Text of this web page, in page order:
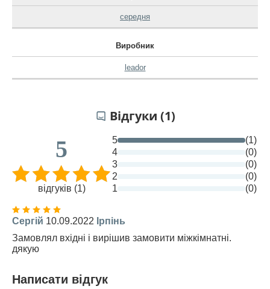
середня
Виробник
leador
Відгуки (1)
5
відгуків (1)
5
(1)
4
(0)
3
(0)
2
(0)
1
(0)
Сергій 10.09.2022 Ірпінь
Замовлял вхідні і вирішив замовити міжкімнатні.
дякую
Написати відгук